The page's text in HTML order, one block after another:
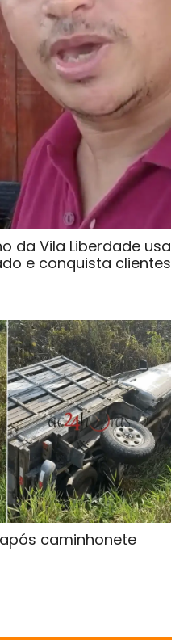
da Vila Liberdade usa
e conquista clientes
caminhonete